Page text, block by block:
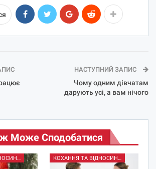
НАСТУПНИЙ ЗАПИС
Чому одним дівчатам
дарують усі, а вам нічого
Може Сподобатися
КОХАННЯ ТА ВІДНОСИНИ КОХАННЯ ТА ВІДНОСИНИ